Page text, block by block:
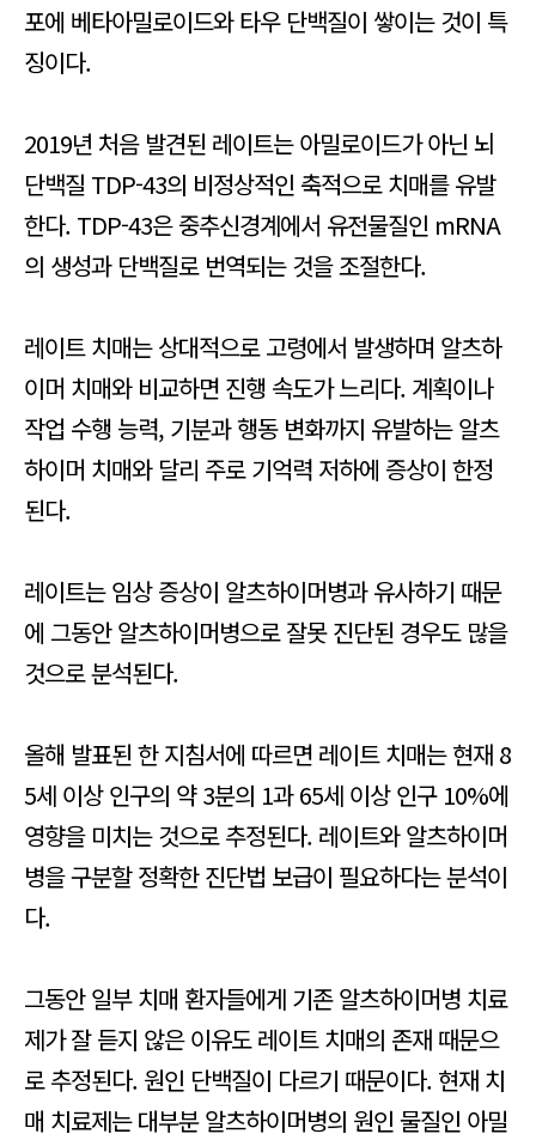
포에 베타아밀로이드와 타우 단백질이 쌓이는 것이 특
징이다.
2019년 처음 발견된 레이트는 아밀로이드가 아닌 뇌
단백질 TDP-43의 비정상적인 축적으로 치매를 유발
한다. TDP-43은 중추신경계에서 유전물질인 mRNA
의 생성과 단백질로 번역되는 것을 조절한다.
레이트 치매는 상대적으로 고령에서 발생하며 알츠하
이머 치매와 비교하면 진행 속도가 느리다. 계획이나
작업 수행 능력, 기분과 행동 변화까지 유발하는 알츠
하이머 치매와 달리 주로 기억력 저하에 증상이 한정
된다.
레이트는 임상 증상이 알츠하이머병과 유사하기 때문
에 그동안 알츠하이머병으로 잘못 진단된 경우도 많을
것으로 분석된다.
올해 발표된 한 지침서에 따르면 레이트 치매는 현재 8
5세 이상 인구의 약 3분의 1과 65세 이상 인구 10%에
영향을 미치는 것으로 추정된다. 레이트와 알츠하이머
병을 구분할 정확한 진단법 보급이 필요하다는 분석이
다.
그동안 일부 치매 환자들에게 기존 알츠하이머병 치료
제가 잘 듣지 않은 이유도 레이트 치매의 존재 때문으
로 추정된다. 원인 단백질이 다르기 때문이다. 현재 치
매 치료제는 대부분 알츠하이머병의 원인 물질인 아밀